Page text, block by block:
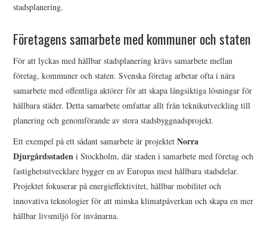
stadsplanering.
Företagens samarbete med kommuner och staten
För att lyckas med hållbar stadsplanering krävs samarbete mellan
företag, kommuner och staten. Svenska företag arbetar ofta i nära
samarbete med offentliga aktörer för att skapa långsiktiga lösningar för
hållbara städer. Detta samarbete omfattar allt från teknikutveckling till
planering och genomförande av stora stadsbyggnadsprojekt.
Ett exempel på ett sådant samarbete är projektetNorra
Djurgårdsstaden i Stockholm, där staden i samarbete med företag och
fastighetsutvecklare bygger en av Europas mest hållbara stadsdelar.
Projektet fokuserar på energieffektivitet, hållbar mobilitet och
innovativa teknologier för att minska klimatpåverkan och skapa en mer
hållbar livsmiljö för invånarna.